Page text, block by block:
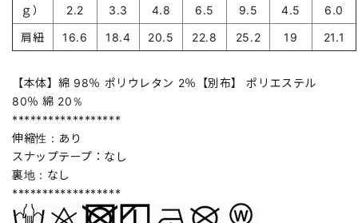
ｇ）
2.2
3.3
4.8
6.5
9.5
4.5
6.0
肩紐
16.6 18.4 20.5 22.8 25.2 19 21.1
【本体】綿 98％ ポリウレタン 2％【別布】 ポリエステル
80％ 綿 20％
******************
伸縮性：あり
スナップテープ：なし
裏地：なし
******************